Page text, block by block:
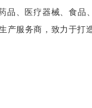
品、医疗器械、食
产服务商，致力于打